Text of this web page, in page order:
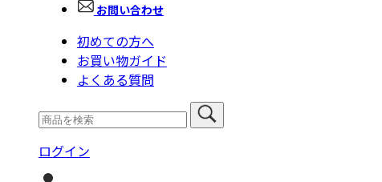
お問い合わせ
初めての方へ
お買い物ガイド
よくある質問
ログイン